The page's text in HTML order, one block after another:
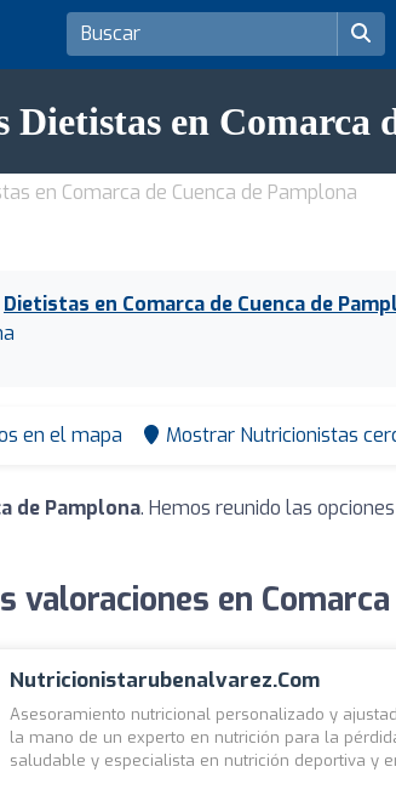
Dietistas en Comarca
en Comarca de Cuenca de Pamplona
Dietistas en Comarca de Cuenca de
en el mapa Mostrar Nutricionistas
de Pamplona. Hemos reunido las
valoraciones en
Nutricionistarubenalvarez.com
Asesoramiento nutricional personalizado y
la mano de un experto en nutrición para la
saludable y especialista en nutrición deportiva y